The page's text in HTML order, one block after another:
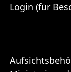
Login (für